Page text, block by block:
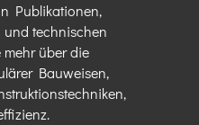
Publikationen,
und technischen
über die
Bauweisen,